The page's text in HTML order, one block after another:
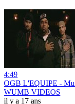
4:49
OGB L'EQUIPE -
WUMB VIDEOS
il y a 17 ans